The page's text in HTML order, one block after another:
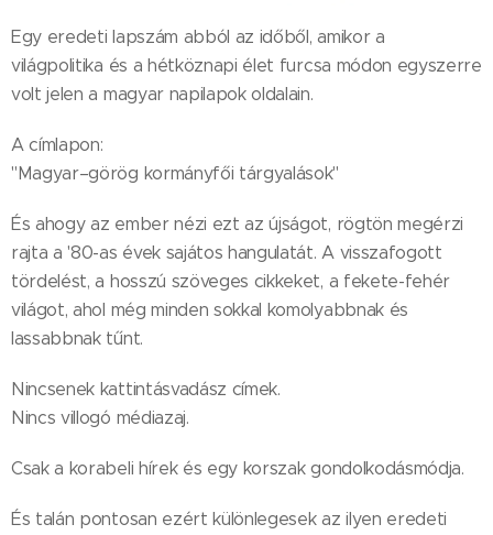
Egy eredeti lapszám abból az időből, amikor a
világpolitika és a hétköznapi élet furcsa módon egyszerre
volt jelen a magyar napilapok oldalain.
A címlapon:
"Magyar–görög kormányfői tárgyalások"
És ahogy az ember nézi ezt az újságot, rögtön megérzi
rajta a '80-as évek sajátos hangulatát. A visszafogott
tördelést, a hosszú szöveges cikkeket, a fekete-fehér
világot, ahol még minden sokkal komolyabbnak és
lassabbnak tűnt.
Nincsenek kattintásvadász címek.
Nincs villogó médiazaj.
Csak a korabeli hírek és egy korszak gondolkodásmódja.
És talán pontosan ezért különlegesek az ilyen eredeti